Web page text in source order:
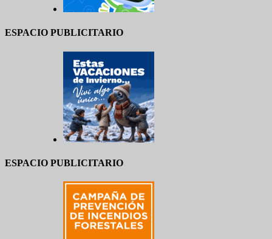
ESPACIO PUBLICITARIO
ESPACIO PUBLICITARIO